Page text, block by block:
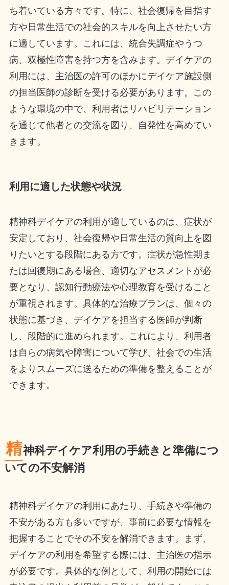
ち着いている方々です。特に、社会復帰を目指す
方や日常生活での社会的スキルを向上させたい方
に適しています。これには、統合失調症やうつ
病、双極性障害を持つ方を含みます。デイケアの
利用には、主治医の許可のほかにデイケア施設側
の担当医師の診断を受ける必要があります。この
ような環境の中で、利用者はリハビリテーション
を通じて他者との交流を図り、自発性を高めてい
きます。
利用に適した状態や状況
精神科デイケアの利用が適しているのは、症状が
安定しており、社会復帰や日常生活の質向上を図
りたいとする段階にある方です。症状が急性期ま
たは回復期にある場合、適切なアセスメントが必
要となり、認知行動療法や心理教育を受けること
が重視されます。具体的な治療プランは、個々の
状態に基づき、デイケアを担当する医師が判断
し、段階的に進められます。これにより、利用者
は自らの病気や障害について学び、社会での生活
をよりスムーズに送るための準備を整えることが
できます。
精神科デイケア利用の手続きと準備につ
いての不安解消
精神科デイケアの利用にあたり、手続きや準備の
不安がある方も多いですが、事前に必要な情報を
把握することでその不安を解消できます。まず、
デイケアの利用を希望する際には、主治医の指示
が必要です。具体的な例として、利用の開始には